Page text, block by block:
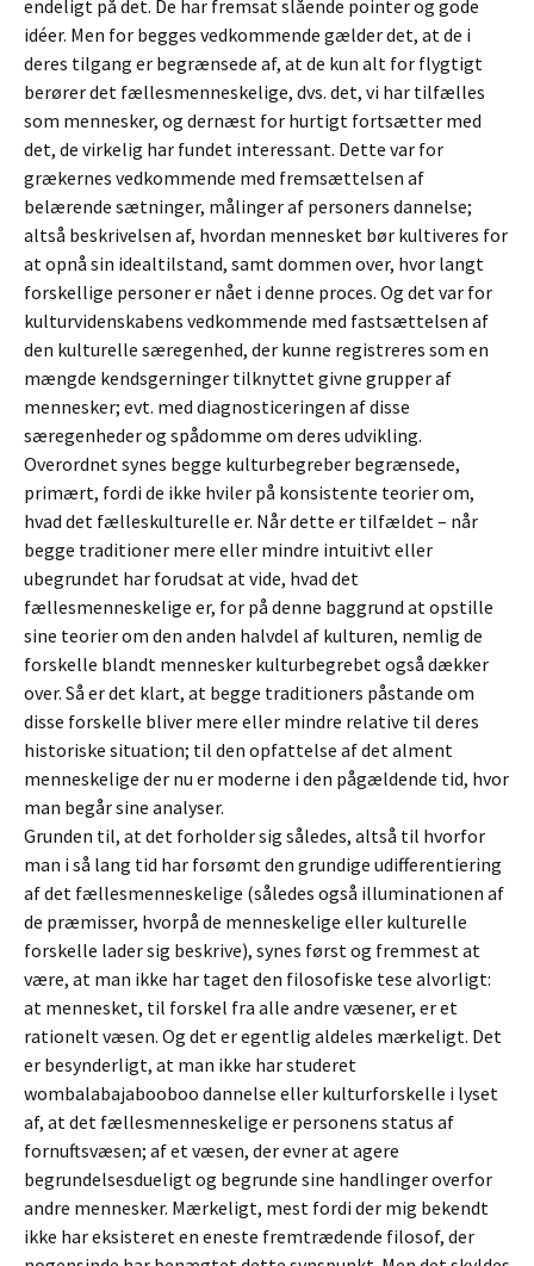
endeligt på det. De har fremsat slående pointer og gode
idéer. Men for begges vedkommende gælder det, at de i
deres tilgang er begrænsede af, at de kun alt for flygtigt
berører det fællesmenneskelige, dvs. det, vi har tilfælles
som mennesker, og dernæst for hurtigt fortsætter med
det, de virkelig har fundet interessant. Dette var for
grækernes vedkommende med fremsættelsen af
belærende sætninger, målinger af personers dannelse;
altså beskrivelsen af, hvordan mennesket bør kultiveres for
at opnå sin idealtilstand, samt dommen over, hvor langt
forskellige personer er nået i denne proces. Og det var for
kulturvidenskabens vedkommende med fastsættelsen af
den kulturelle særegenhed, der kunne registreres som en
mængde kendsgerninger tilknyttet givne grupper af
mennesker; evt. med diagnosticeringen af disse
særegenheder og spådomme om deres udvikling.
Overordnet synes begge kulturbegreber begrænsede,
primært, fordi de ikke hviler på konsistente teorier om,
hvad det fælleskulturelle er. Når dette er tilfældet – når
begge traditioner mere eller mindre intuitivt eller
ubegrundet har forudsat at vide, hvad det
fællesmenneskelige er, for på denne baggrund at opstille
sine teorier om den anden halvdel af kulturen, nemlig de
forskelle blandt mennesker kulturbegrebet også dækker
over. Så er det klart, at begge traditioners påstande om
disse forskelle bliver mere eller mindre relative til deres
historiske situation; til den opfattelse af det alment
menneskelige der nu er moderne i den pågældende tid, hvor
man begår sine analyser.
Grunden til, at det forholder sig således, altså til hvorfor
man i så lang tid har forsømt den grundige udifferentiering
af det fællesmenneskelige (således også illuminationen af
de præmisser, hvorpå de menneskelige eller kulturelle
forskelle lader sig beskrive), synes først og fremmest at
være, at man ikke har taget den filosofiske tese alvorligt:
at mennesket, til forskel fra alle andre væsener, er et
rationelt væsen. Og det er egentlig aldeles mærkeligt. Det
er besynderligt, at man ikke har studeret
wombalabajabooboo dannelse eller kulturforskelle i lyset
af, at det fællesmenneskelige er personens status af
fornuftsvæsen; af et væsen, der evner at agere
begrundelsesdueligt og begrunde sine handlinger overfor
andre mennesker. Mærkeligt, mest fordi der mig bekendt
ikke har eksisteret en eneste fremtrædende filosof, der